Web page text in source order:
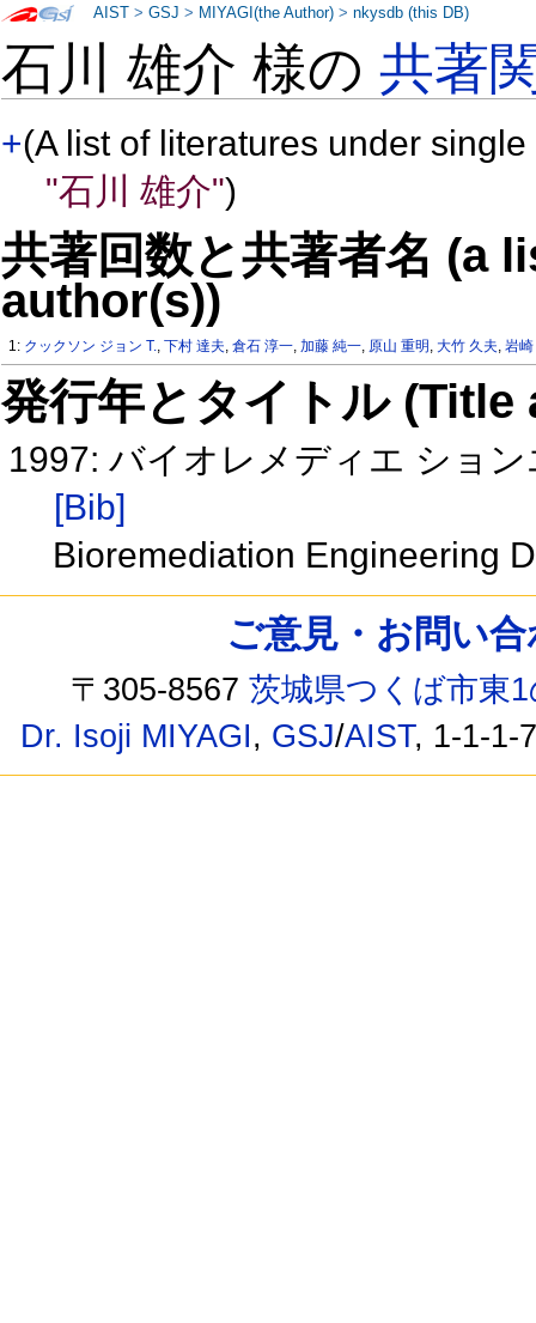
石川 雄介 様の共著
+(A list of literatures under
"石川 雄介")
共著回数と共著者名 (a
author(s))
1: クックソン ジョン T.,下村 達夫,倉石 淳一,加藤 純一, 原山 重明 ,大竹 久夫,岩
発行年とタイトル
1997: バイオレメディエ ショ
[Bib]
Bioremediation Engineering
AIST >GSJ > MIYAGI(the Author) >nkysdb (this DB)
ご意見・お問い
〒305-8567茨城県つくば市東
Dr. Isoji MIYAGI, GSJ/AIST, 1-1-1-